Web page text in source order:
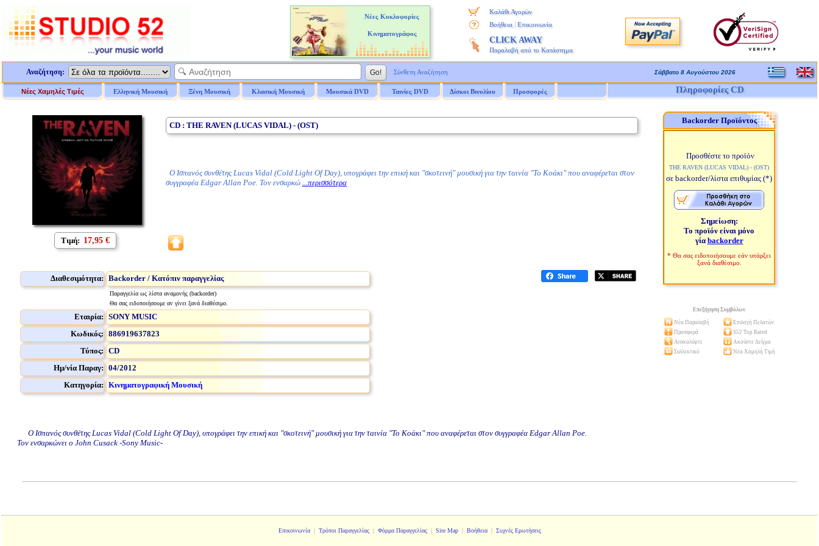
Νέες Κυκλοφορίες
Κινηματογράφος
Καλάθι Αγορών
Βοήθεια
Επικοινωνία
CLICK AWAY
Παραλαβή από το Κατάστημα
Αναζήτηση: Σύνθετη Αναζήτηση Σάββατο 8 Αυγούστου 2026
Νέες Χαμηλές Τιμές Ελληνική Μουσική Ξένη Μουσική Κλασική Μουσική Μουσικά DVD Ταινίες DVD Δίσκοι Βινυλίου Προσφορές Πληροφορίες CD
Τιμή: 17,95 €
CD : THE RAVEN (LUCAS VIDAL) - (OST)
Ο Ισπανός συνθέτης Lucas Vidal (Cold Light Of Day), υπογράφει την επική και "σκοτεινή" μουσική για την ταινία "Το Κοάκι" που αναφέρεται στον
συγγραφέα Edgar Allan Poe. Τον ενσαρκώ ...περισσότερα
Διαθεσιμότητα: Backorder / Κατόπιν παραγγελίας
Παραγγελία ως λίστα αναμονής (backorder)
Θα σας ειδοποιήσουμε αν γίνει ξανά διαθέσιμο.
Εταιρία: SONY MUSIC
Κωδικός: 886919637823
Τύπος: CD
Ημ/νία Παραγ: 04/2012
Κατηγορία: Κινηματογραφική Μουσική
Backorder Προϊόντος
Προσθέστε το προϊόν
THE RAVEN (LUCAS VIDAL) - (OST)
σε backorder/λίστα επιθυμίας (*)
Σημείωση:
Το προϊόν είναι μόνο
γία backorder
* Θα σας ειδοποιήσουμε εάν υπάρξει
ξανά διαθέσιμο.
Επεξήγηση Συμβόλων
Νέα Παραλαβή
Επιλογή Πελατών
Προσφορά
S52 Top Rated
Ανακαλύψτε
Ακούστε Δείγμα
Συλλεκτικό
Νέα Χαμηλή Τιμή
Ο Ισπανός συνθέτης Lucas Vidal (Cold Light Of Day), υπογράφει την επική και "σκοτεινή" μουσική για την ταινία "Το Κοάκι" που αναφέρεται στον συγγραφέα Edgar Allan Poe.
Τον ενσαρκώνει ο John Cusack -Sony Music-
Επικοινωνία| Τρόποι Παραγγελίας| Φόρμα Παραγγελίας| Site Map| Βοήθεια| Συχνές Ερωτήσεις